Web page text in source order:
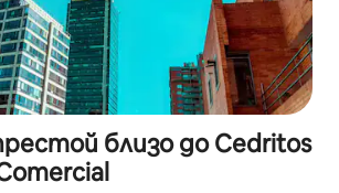
близо до Cedritos